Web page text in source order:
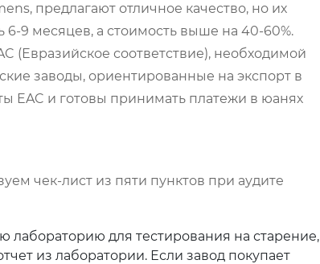
предлагают отличное качество, но их
6-9 месяцев, а стоимость выше на 40-60%.
(Евразийское соответствие), необходимой
заводы, ориентированные на экспорт в
EAC и готовы принимать платежи в юанях
чек-лист из пяти пунктов при аудите
для тестирования на старение,
из лаборатории. Если завод покупает